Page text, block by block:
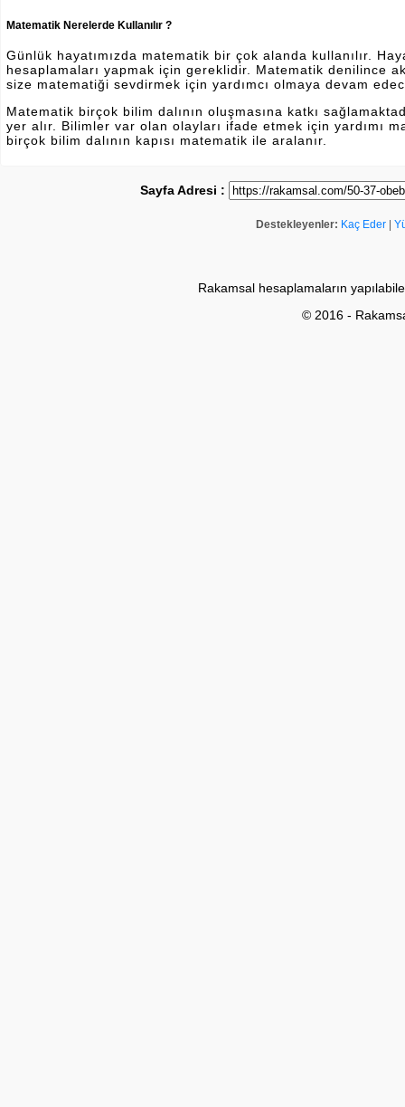
Matematik Nerelerde Kullanılır ?
Günlük hayatımızda matematik bir çok alanda kullanılır.
hesaplamaları yapmak için gereklidir. Matematik denilince
size matematiği sevdirmek için yardımcı olmaya devam
Matematik birçok bilim dalının oluşmasına katkı
yer alır. Bilimler var olan olayları ifade etmek için yardımı
birçok bilim dalının kapısı matematik ile aralanır.
Sayfa Adresi :
Destekleyenler: Kaç Eder
Rakamsal hesaplamaların
© 2016 -